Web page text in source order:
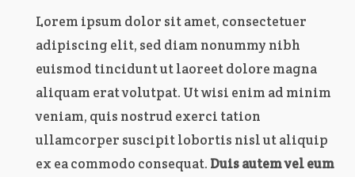
Lorem ipsum dolor sit amet, consectetuer
adipiscing elit, sed diam nonummy nibh
euismod tincidunt ut laoreet dolore magna
aliquam erat volutpat. Ut wisi enim ad minim
veniam, quis nostrud exerci tation
ullamcorper suscipit lobortis nisl ut aliquip
ex ea commodo consequat. Duis autem vel eum